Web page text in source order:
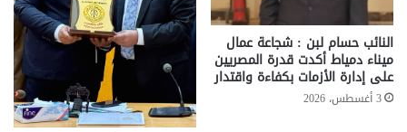
النائب حسام لبن : شجاعة عمال
ميناء دمياط أكدت قدرة المصريين
على إدارة الأزمات بكفاءة واقتدار
3 أغسطس، 2026